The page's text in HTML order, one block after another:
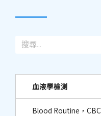
血液學檢測
Blood Routine，CBC